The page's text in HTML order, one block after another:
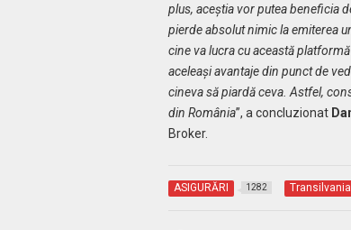
plus, aceștia vor putea beneficia
pierde absolut nimic la emiterea
cine va lucra cu această
aceleași avantaje din punct de
cineva să piardă ceva. Astfel,
din România”, a concluzionat
Broker.
ASIGURĂRI 1282